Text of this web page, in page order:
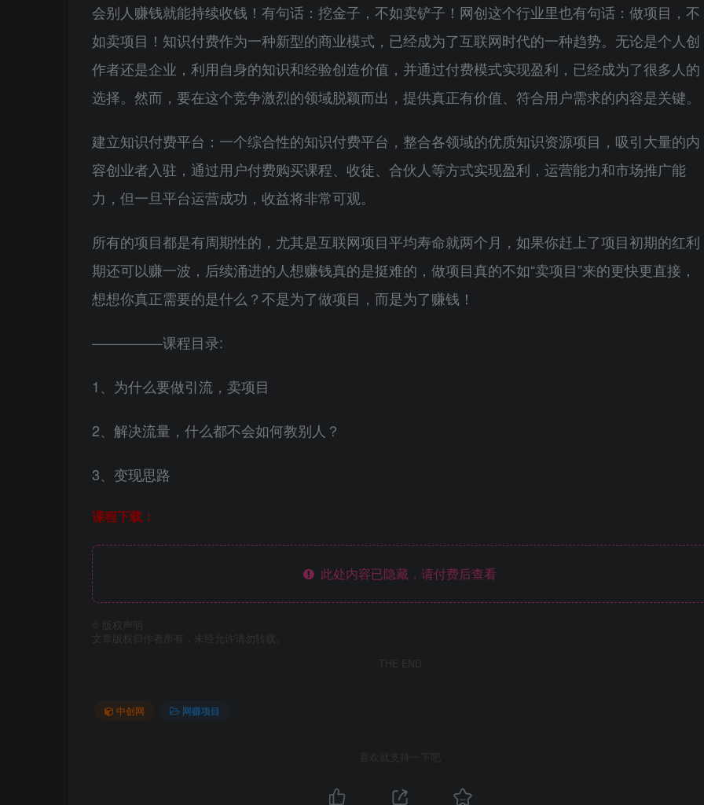
会别人赚钱就能持续收钱！有句话：挖金子，不如卖铲子！网创这个行业里也有句话：做项目，不
如卖项目！知识付费作为一种新型的商业模式，已经成为了互联网时代的一种趋势。无论是个人创
作者还是企业，利用自身的知识和经验创造价值，并通过付费模式实现盈利，已经成为了很多人的
选择。然而，要在这个竞争激烈的领域脱颖而出，提供真正有价值、符合用户需求的内容是关键。
建立知识付费平台：一个综合性的知识付费平台，整合各领域的优质知识资源项目，吸引大量的内
容创业者入驻，通过用户付费购买课程、收徒、合伙人等方式实现盈利，运营能力和市场推广能
力，但一旦平台运营成功，收益将非常可观。
所有的项目都是有周期性的，尤其是互联网项目平均寿命就两个月，如果你赶上了项目初期的红利
期还可以赚一波，后续涌进的人想赚钱真的是挺难的，做项目真的不如“卖项目”来的更快更直接，
想想你真正需要的是什么？不是为了做项目，而是为了赚钱！
—————课程目录:
1、为什么要做引流，卖项目
2、解决流量，什么都不会如何教别人？
3、变现思路
课程下载：
此处内容已隐藏，请付费后查看
版权声明
文章版权归作者所有，未经允许请勿转载。
THE END
中创网 网赚项目
喜欢就支持一下吧